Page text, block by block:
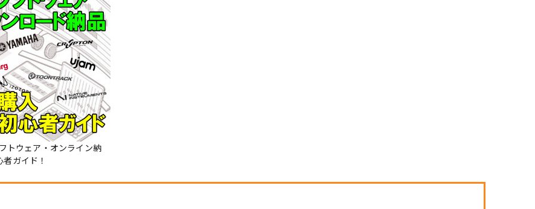
トウェア・オンライン納
ガイド！